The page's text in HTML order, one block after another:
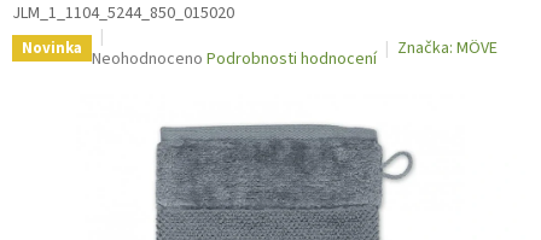
JLM_1_1104_5244_850_015020
Novinka Průměrné
hvězdiček.
Neohodnoceno Podrobnosti hodnocení Značka: MÖVE